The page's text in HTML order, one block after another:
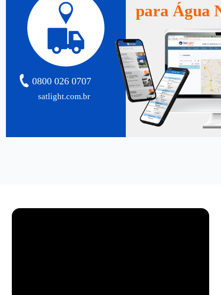
satlight.com.br
0800 026 0707
para Água